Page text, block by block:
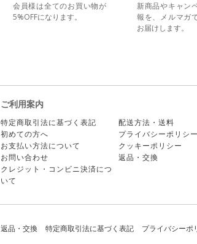
会員様は全てのお買い物が
5%OFFになります。
新商品やキャン
報を、メルマガ
お届けします。
ご利用案内
特定商取引法に基づく表記
配送方法・送料
初めての方へ
プライバシーポリシ
お支払い方法について
クッキーポリシー
お問い合わせ
返品・交換
クレジット・コンビニ決済につ
いて
返品・交換 特定商取引法に基づく表記 プライバシーポ